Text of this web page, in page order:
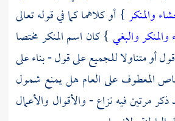
والمنكر} أو كلاهما كما في قوله تعالى
والبغي } كان اسم المنكر مختصا
أو متناولا للجميع على قول - بناء على
المعطوف على العام هل يمنع شمول
مرتين فيه نزاع - والأقوال والأعمال